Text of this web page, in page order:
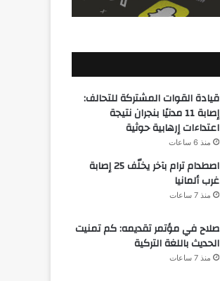
قيادة القوات المشتركة للتحالف:
إصابة 11 مدنيًا بنجران نتيجة
اعتداءات إرهابية حوثية
منذ 6 ساعات
اصطدام ترام بآخر يخلّف 25 إصابة
غرب ألمانيا
منذ 7 ساعات
صلاح في مؤتمر تقديمه: كم تمنيت
الحديث باللغة التركية
منذ 7 ساعات